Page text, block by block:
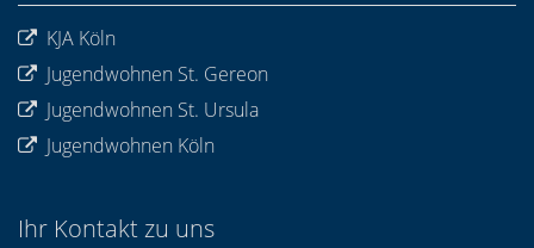
KJA Köln
Jugendwohnen St. Gereon
Jugendwohnen St. Ursula
Jugendwohnen Köln
Ihr Kontakt zu uns